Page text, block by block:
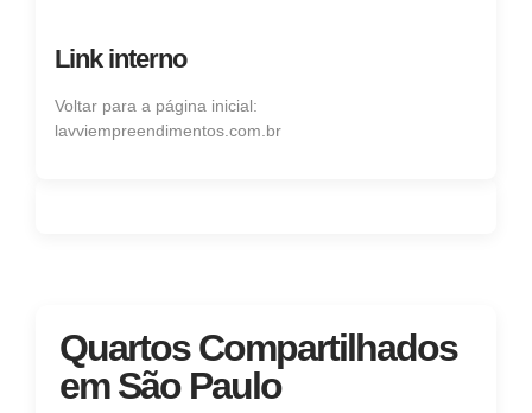
Link interno
Voltar para a página inicial:
lavviempreendimentos.com.br
Quartos Compartilhados
em São Paulo